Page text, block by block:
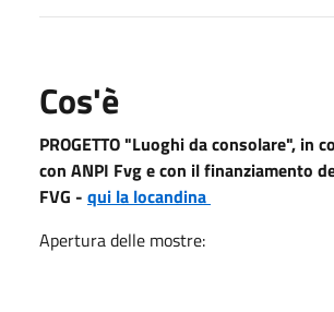
Cos'è
PROGETTO "Luoghi da consolare", in
con ANPI Fvg e con il finanziamento
FVG - qui la locandina
Apertura delle